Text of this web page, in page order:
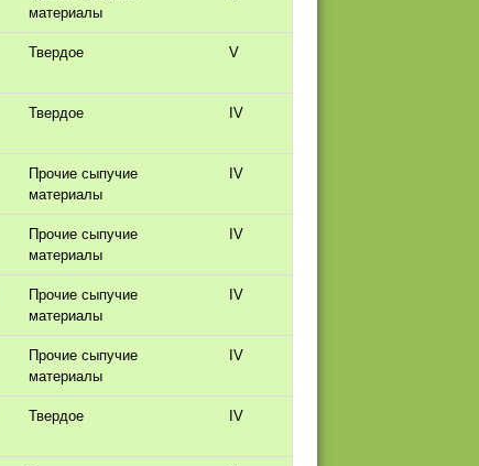
материалы
Твердое V
Твердое IV
Прочие сыпучие
материалы
IV
Прочие сыпучие
материалы
IV
Прочие сыпучие
материалы
IV
Прочие сыпучие
материалы
IV
Твердое IV